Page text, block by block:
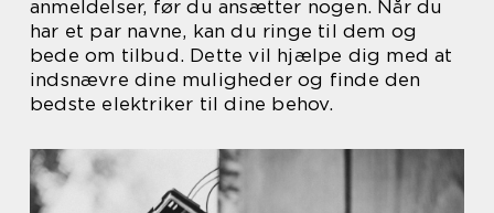
anmeldelser, før du ansætter nogen. Når du
har et par navne, kan du ringe til dem og
bede om tilbud. Dette vil hjælpe dig med at
indsnævre dine muligheder og finde den
bedste elektriker til dine behov.